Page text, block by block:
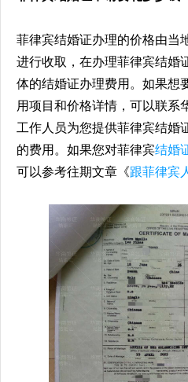
菲律宾结婚证办理的价格由当
进行收取，在办理菲律宾结婚
体的结婚证办理费用。如果想
用项目和价格详情，可以联系
工作人员为您提供菲律宾结婚
的费用。如果您对菲律宾结婚
可以参考往期文章《跟菲律宾